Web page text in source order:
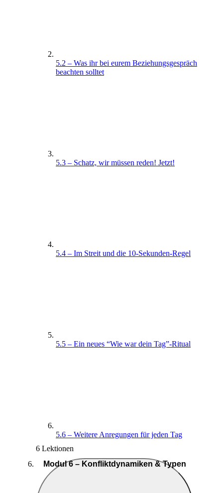
5.2 – Was ihr bei eurem Beziehungsgespräch
beachten solltet
5.3 – Schatz, wir müssen reden! Jetzt!
5.4 – Im Streit und die 10-Sekunden-Regel
5.5 – Ein neues “Wie war dein Tag”-Ritual
5.6 – Weitere Anregungen für jeden Tag
6 Lektionen
Modul 6 – Konfliktdynamiken & Typen